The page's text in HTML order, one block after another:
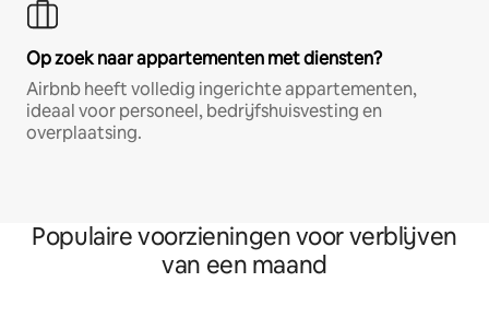
Op zoek naar appartementen met diensten?
Airbnb heeft volledig ingerichte appartementen,
ideaal voor personeel, bedrijfshuisvesting en
overplaatsing.
Populaire voorzieningen voor verblijven
van een maand